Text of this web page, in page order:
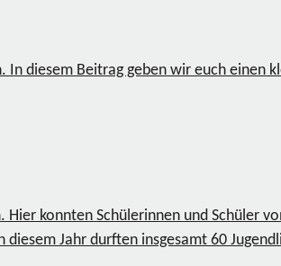
In diesem Beitrag geben wir euch einen
konnten Schülerinnen und Schüler
Jahr durften insgesamt 60